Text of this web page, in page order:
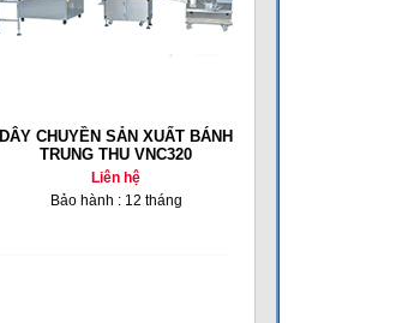
DÂY CHUYỀN SẢN XUẤT BÁNH
TRUNG THU VNC320
Liên hệ
Bảo hành : 12 tháng